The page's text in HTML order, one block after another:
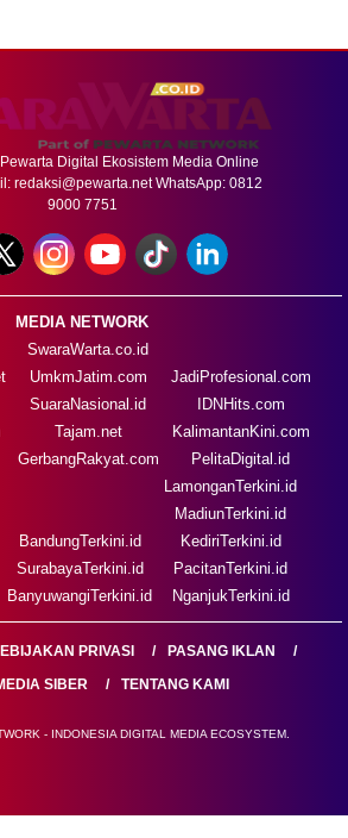
Digital Ekosistem Media Online
redaksi@pewarta.netWhatsApp: 0812
9000 7751
MEDIA NETWORK
SwaraWarta.co.id
UmkmJatim.com
SuaraNasional.id
Tajam.net
GerbangRakyat.com
JadiProfesional.com
IDNHits.com
KalimantanKini.com
PelitaDigital.id
BandungTerkini.id
SurabayaTerkini.id
BanyuwangiTerkini.id
LamonganTerkini.id
MadiunTerkini.id
KediriTerkini.id
PacitanTerkini.id
NganjukTerkini.id
PRIVASI
PASANG IKLAN
SIBER
TENTANG KAMI
- INDONESIA DIGITAL MEDIA ECOSYSTEM.